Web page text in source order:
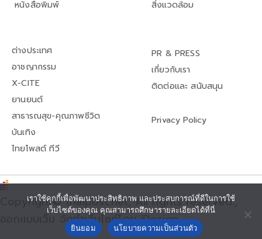
หนังสือพิมพ์
สิ่งแวดล้อม
ต่างประเทศ
อาชญากรรม
X-CITE
ยานยนต์
สาธารณสุข-คุณภาพชีวิต
บันเทิง
ไทยโพสต์ ทีวี
PR & PRESS
เกี่ยวกับเรา
ติดต่อและ สนับสนุน
Privacy Policy
Copyright© thaipost.net, All rights reserved.,
ออกแบบเว็บ จัดทำเว็บไซต์โดย iDesign
เราใช้คุกกี้เพื่อพัฒนาประสิทธิภาพ และประสบการณ์ที่ดีในการใช้
เว็บไซต์ของคุณ คุณสามารถศึกษารายละเอียดได้ที่นี่
ยินยอม
นโยบายความเป็นส่วนตัว